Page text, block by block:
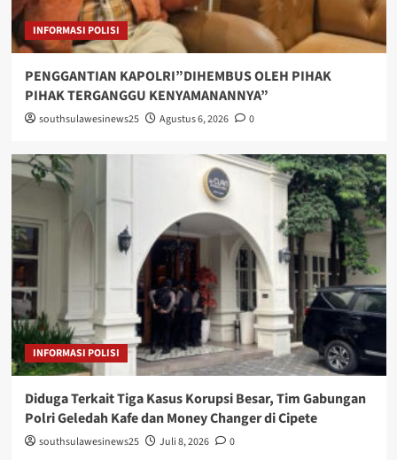
INFORMASI POLISI
PENGGANTIAN KAPOLRI”DIHEMBUS OLEH PIHAK
PIHAK TERGANGGU KENYAMANANNYA”
southsulawesinews25 Agustus 6, 2026 0
INFORMASI POLISI
Diduga Terkait Tiga Kasus Korupsi Besar, Tim Gabungan
Polri Geledah Kafe dan Money Changer di Cipete
southsulawesinews25 Juli 8, 2026 0